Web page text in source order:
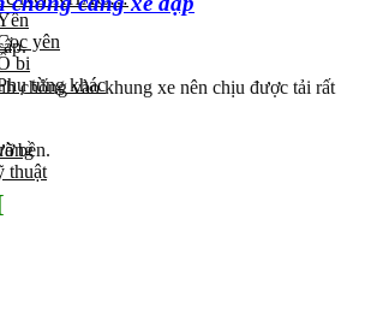
yên
bi
tùng khác
thuật
chống vào khung xe nên chịu được tải rất
bền.